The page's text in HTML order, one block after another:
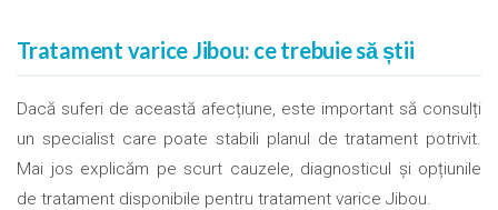
Tratament varice Jibou: ce trebuie să știi
Dacă suferi de această afecțiune, este important să consulți
un specialist care poate stabili planul de tratament potrivit.
Mai jos explicăm pe scurt cauzele, diagnosticul și opțiunile
de tratament disponibile pentru tratament varice Jibou.